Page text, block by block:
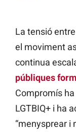
La tensió
el moviment
continua
públiques
Compromís
LGTBIQ+ i ha
“menysprear i